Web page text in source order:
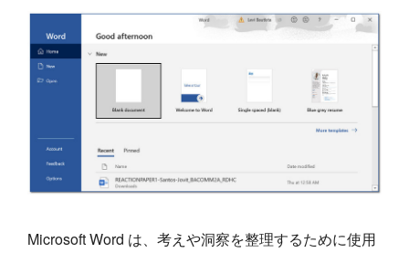
Microsoft Word は、考えや洞察を整理するために使用